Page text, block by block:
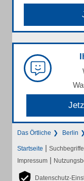
Das Örtliche Berlin
Startseite | Suchbegriffe
Impressum |
Datenschutz-